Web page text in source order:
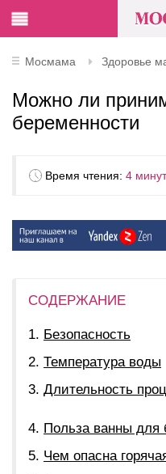
Мосмама Здоровье
Можно ли
беременности
Время чтения: 4
СОДЕРЖАНИЕ
Безопасность
Температура воды
Длительность
Польза ванны
Чем опасна